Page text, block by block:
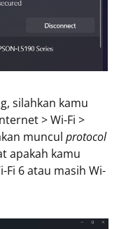
silahkan kamu
> Wi-Fi >
muncul protocol
apakah kamu
6 atau masih Wi-